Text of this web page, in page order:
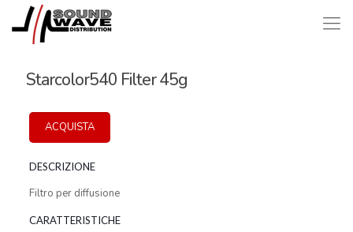
Starcolor540 Filter 45g
ACQUISTA
DESCRIZIONE
Filtro per diffusione
CARATTERISTICHE